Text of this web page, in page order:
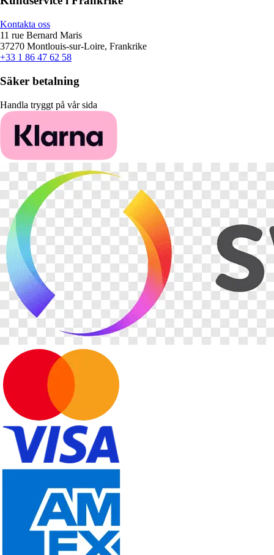
Kontakta oss
11 rue Bernard Maris
37270 Montlouis-sur-Loire, Frankrike
+33 1 86 47 62 58
Säker betalning
Handla tryggt på vår sida